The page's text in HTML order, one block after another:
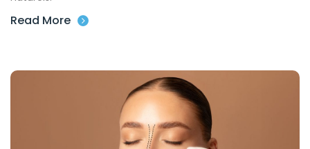
Read More